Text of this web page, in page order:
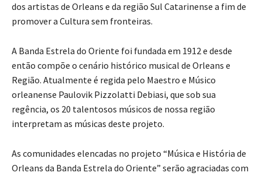
dos artistas de Orleans e da região Sul Catarinense a fim de
promover a Cultura sem fronteiras.
A Banda Estrela do Oriente foi fundada em 1912 e desde
então compõe o cenário histórico musical de Orleans e
Região. Atualmente é regida pelo Maestro e Músico
orleanense Paulovik Pizzolatti Debiasi, que sob sua
regência, os 20 talentosos músicos de nossa região
interpretam as músicas deste projeto.
As comunidades elencadas no projeto “Música e História de
Orleans da Banda Estrela do Oriente” serão agraciadas com